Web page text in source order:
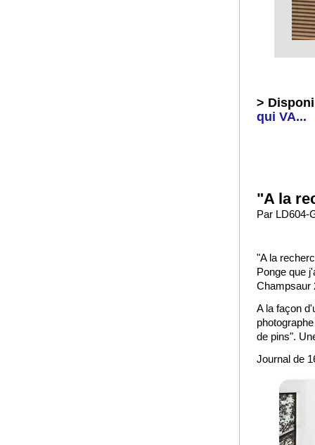
>
qui VA...
"A la
Par LD604-
"A la
Ponge que
Champsaur
A la façon
de pins".
Journal de